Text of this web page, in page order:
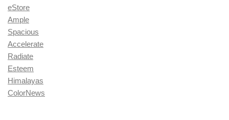
eStore
Ample
Spacious
Accelerate
Radiate
Esteem
Himalayas
ColorNews